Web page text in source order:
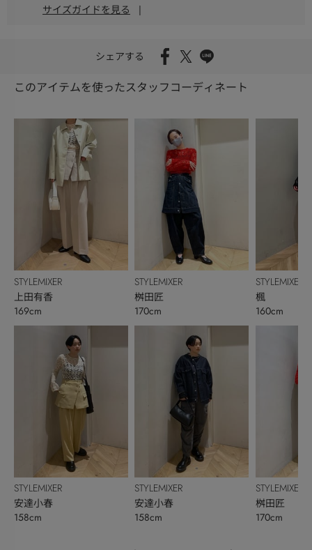
サイズガイドを見る |
シェアする
このアイテムを使ったスタッフコーディネート
STYLEMIXER
上田有香
169cm
STYLEMIXER
安達小春
158cm
STYLEMIXER
桝田匠
170cm
STYLEMIXER
安達小春
158cm
STYLEMIXER
楓
160cm
STYLEMIXER
桝田匠
170cm